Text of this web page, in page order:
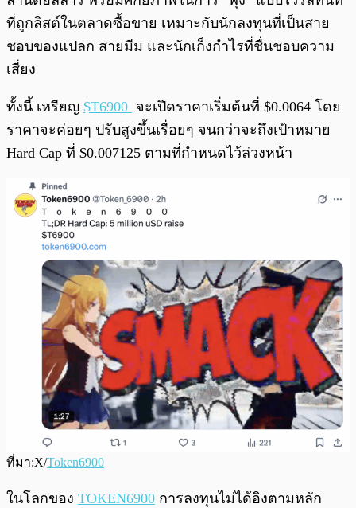
ที่ถูกลิสต์ในตลาดซื้อขาย เหมาะกับนักลงทุนที่เป็นสาย
ชอบของแปลก สายมีม และนักเก็งกำไรที่ชื่นชอบความ
เสี่ยง
ทั้งนี้ เหรียญ $T6900 จะเปิดราคาเริ่มต้นที่ $0.0064 โดย
ราคาจะค่อยๆ ปรับสูงขึ้นเรื่อยๆ จนกว่าจะถึงเป้าหมาย
Hard Cap ที่ $0.007125 ตามที่กำหนดไว้ล่วงหน้า
ที่มา:X/Token6900
ในโลกของ TOKEN6900 การลงทุนไม่ได้อิงตามหลัก